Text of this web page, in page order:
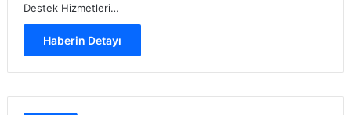
Destek Hizmetleri…
Haberin Detayı